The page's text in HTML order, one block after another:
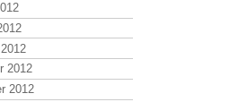
2012
2012